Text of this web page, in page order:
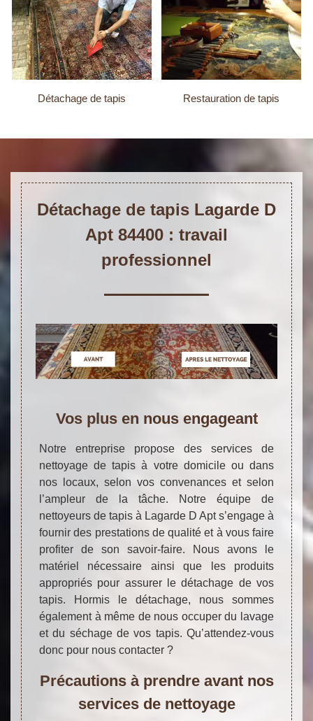
Détachage de tapis Restauration de tapis
Détachage de tapis Lagarde D
Apt 84400 : travail
professionnel
Vos plus en nous engageant
Notre entreprise propose des services de
nettoyage de tapis à votre domicile ou dans
nos locaux, selon vos convenances et selon
l’ampleur de la tâche. Notre équipe de
nettoyeurs de tapis à Lagarde D Apt s’engage à
fournir des prestations de qualité et à vous faire
profiter de son savoir-faire. Nous avons le
matériel nécessaire ainsi que les produits
appropriés pour assurer le détachage de vos
tapis. Hormis le détachage, nous sommes
également à même de nous occuper du lavage
et du séchage de vos tapis. Qu’attendez-vous
donc pour nous contacter ?
Précautions à prendre avant nos
services de nettoyage